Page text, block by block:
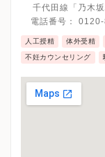
千代田線「乃木
電話番号：
人工授精 体外受精
不妊カウンセリング